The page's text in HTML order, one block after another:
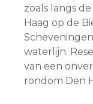
zoals langs
Haag op de
waterlijn.
van een
rondom Den